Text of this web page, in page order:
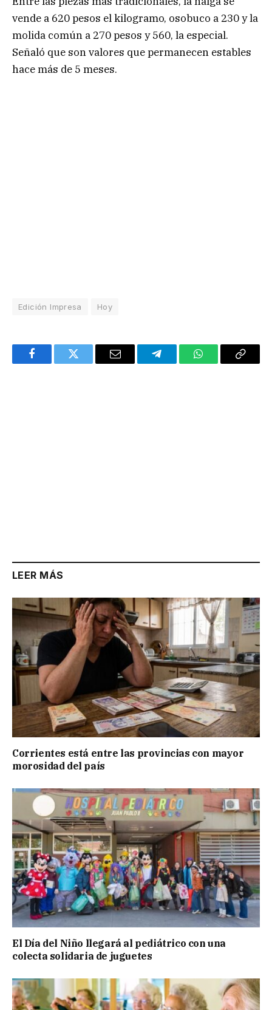
vende a 620 pesos el kilogramo, osobuco a 230 y la
molida común a 270 pesos y 560, la especial.
Señaló que son valores que permanecen estables
hace más de 5 meses.
Edición Impresa Hoy
FacebookTwitter Email TelegramWhatsAppCopy
LEER MÁS
Corrientes está entre las provincias con mayor
morosidad del país
El Día del Niño llegará al pediátrico con una
colecta solidaria de juguetes